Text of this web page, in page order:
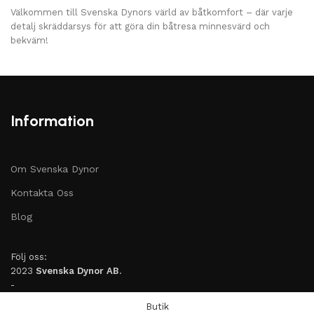
Välkommen till Svenska Dynors värld av båtkomfort – där varje
detalj skräddarsys för att göra din båtresa minnesvärd och
bekväm!
Information
Om Svenska Dynor
Kontakta Oss
Blog
Följ oss:
2023 Svenska Dynor AB.
-
Butik